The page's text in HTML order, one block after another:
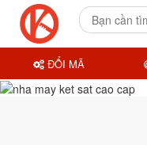
ĐỔI MÃ